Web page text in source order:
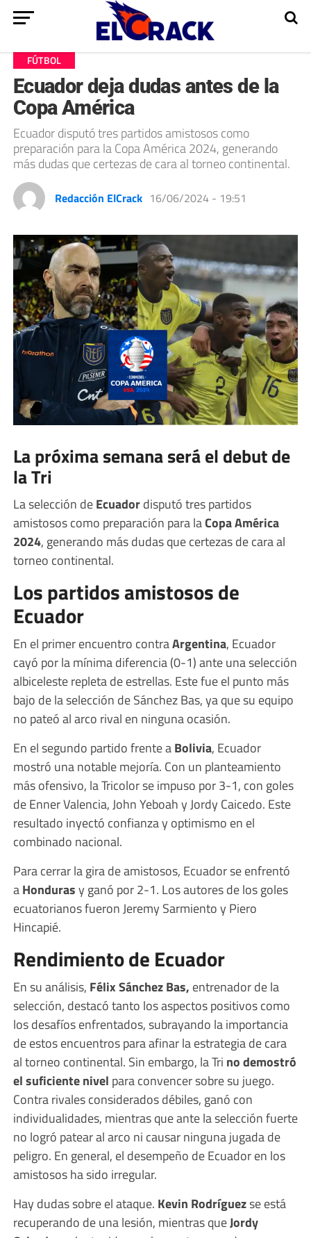
FÚTBOL
Ecuador deja dudas antes de la
Copa América
Ecuador disputó tres partidos amistosos como
preparación para la Copa América 2024, generando
más dudas que certezas de cara al torneo continental.
Redacción ElCrack 16/06/2024 - 19:51
La próxima semana será el debut de
la Tri
La selección deEcuadordisputó tres partidos
amistosos como preparación para laCopa América
2024, generando más dudas que certezas de cara al
torneo continental.
Los partidos amistosos de
Ecuador
En el primer encuentro contraArgentina, Ecuador
cayó por la mínima diferencia (0-1) ante una selección
albiceleste repleta de estrellas. Este fue el punto más
bajo de la selección de Sánchez Bas, ya que su equipo
no pateó al arco rival en ninguna ocasión.
En el segundo partido frente aBolivia, Ecuador
mostró una notable mejoría. Con un planteamiento
más ofensivo, la Tricolor se impuso por 3-1, con goles
de Enner Valencia, John Yeboah y Jordy Caicedo. Este
resultado inyectó confianza y optimismo en el
combinado nacional.
Para cerrar la gira de amistosos, Ecuador se enfrentó
aHondurasy ganó por 2-1. Los autores de los goles
ecuatorianos fueron Jeremy Sarmiento y Piero
Hincapié.
Rendimiento de Ecuador
En su análisis, Félix Sánchez Bas, entrenador de la
selección, destacó tanto los aspectos positivos como
los desafíos enfrentados, subrayando la importancia
de estos encuentros para afinar la estrategia de cara
al torneo continental. Sin embargo, la Tri no demostró
el suficiente nivel para convencer sobre su juego.
Contra rivales considerados débiles, ganó con
individualidades, mientras que ante la selección fuerte
no logró patear al arco ni causar ninguna jugada de
peligro. En general, el desempeño de Ecuador en los
amistosos ha sido irregular.
Hay dudas sobre el ataque. Kevin Rodríguezse está
recuperando de una lesión, mientras queJordy